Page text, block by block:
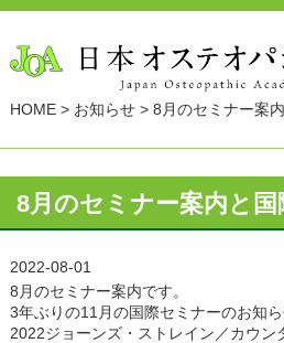
HOME> お知らせ> 8月のセミナー案
8月のセミナー案内と
2022-08-01
8月のセミナー案内です。
3年ぶりの11月の国際セミナーのお知
2022ジョーンズ・ストレイン／カウン